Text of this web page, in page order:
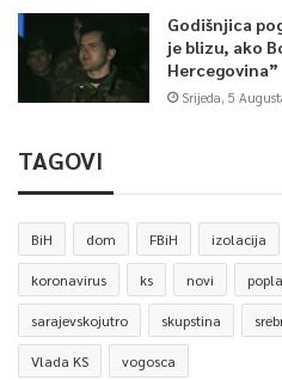
Godišnjica
je blizu, ako
Hercegovina”
Srijeda, 5
TAGOVI
BiH dom FBiH izolacija
koronavirus ks novi
sarajevskojutro skupstina
Vlada KS vogosca